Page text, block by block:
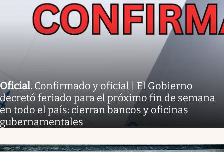
Oficial. Confirmado y oficial | El Gobierno
decretó feriado para el próximo fin de semana
en todo el país: cierran bancos y oficinas
gubernamentales